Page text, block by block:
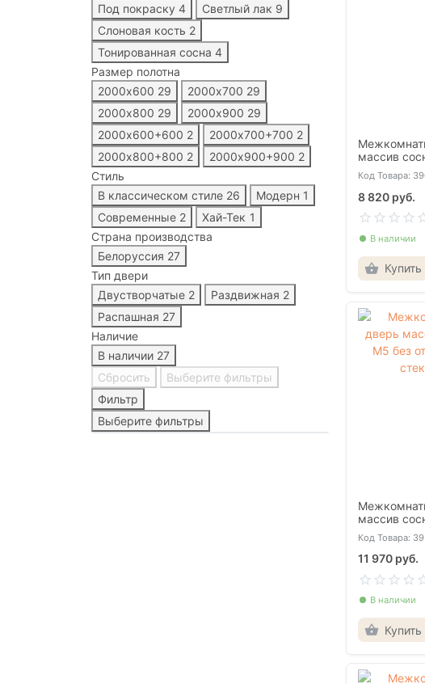
Под покраску 4 Светлый лак 9
Слоновая кость 2
Тонированная сосна 4
Размер полотна
2000х600 29 2000х700 29
2000х800 29 2000х900 29
2000х600+600 2 2000х700+700 2
2000х800+800 2 2000х900+900 2
Стиль
В классическом стиле 26 Модерн 1
Современные 2 Хай-Тек 1
Страна производства
Белоруссия 27
Тип двери
Двустворчатые 2 Раздвижная 2
Распашная 27
Наличие
В наличии 27
Сбросить
Выберите фильтры
Фильтр
Выберите фильтры
массив
глухая,
Код Товара:
8 820 руб.
В наличии
Купить
массив
отделки со
Код Товара:
11 970 руб.
В наличии
Купить